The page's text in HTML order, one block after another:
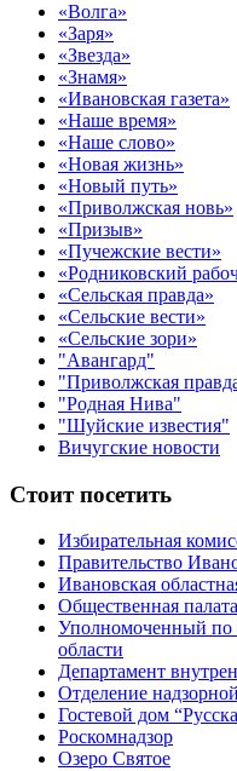
«Волга»
«Заря»
«Звезда»
«Знамя»
«Ивановская газета»
«Наше время»
«Наше слово»
«Новая жизнь»
«Новый путь»
«Приволжская новь»
«Призыв»
«Пучежские вести»
«Родниковский
«Сельская правда»
«Сельские вести»
«Сельские зори»
"Авангард"
"Приволжская
"Родная Нива"
"Шуйские известия"
Вичугские новости
Стоит посетить
Избирательная
Правительство
Ивановская
Общественная
Уполномоченный по
области
Департамент
Отделение
Гостевой дом
Роскомнадзор
Озеро Святое